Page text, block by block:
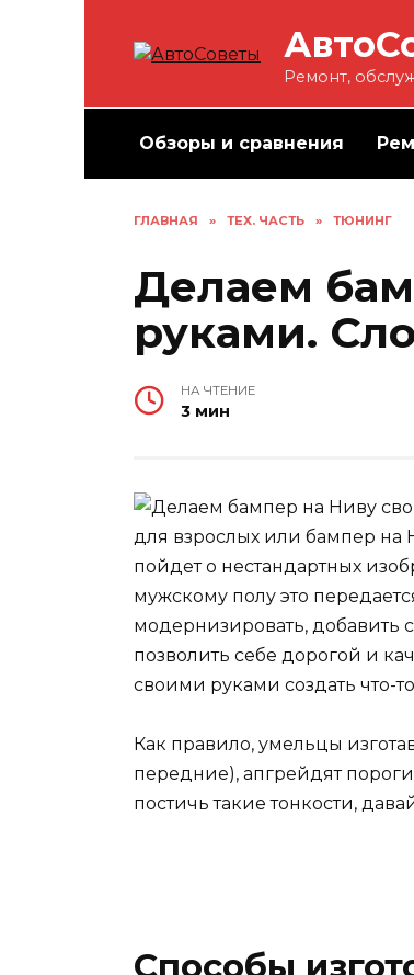
Ремонт,
Обзоры и сравнения
ГЛАВНАЯ » ТЕХ. ЧАСТЬ » ТЮНИНГ
Делаем
руками.
НА ЧТЕНИЕ
3 мин
для взрослых или бампер на
пойдет о нестандартных
мужскому полу это
модернизировать, добавить
позволить себе дорогой и
своими руками создать что-
Как правило, умельцы
передние), апгрейдят
постичь такие тонкости,
Способы